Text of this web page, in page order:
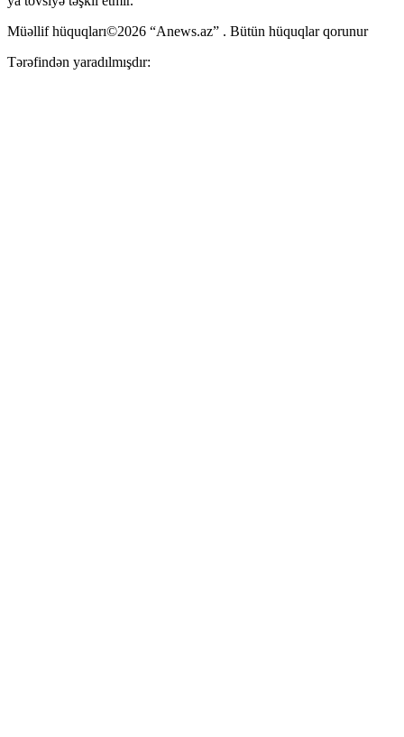
Müəllif hüquqları©2026 “Anews.az” . Bütün hüquqlar qorunur
Tərəfindən yaradılmışdır: